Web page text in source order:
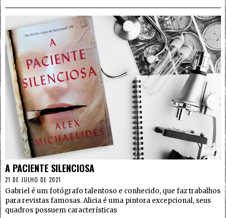
4
A PACIENTE SILENCIOSA
21 DE JULHO DE 2021
Gabriel é um fotógrafo talentoso e conhecido, que faz trabalhos
para revistas famosas. Alicia é uma pintora excepcional, seus
quadros possuem características